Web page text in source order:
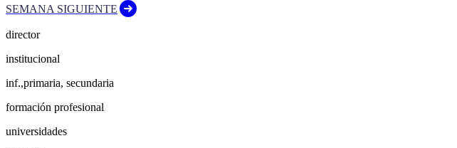
SEMANA SIGUIENTE
director
institucional
inf.,primaria, secundaria
formación profesional
universidades